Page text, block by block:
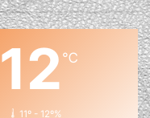
℃
11º - 12º%